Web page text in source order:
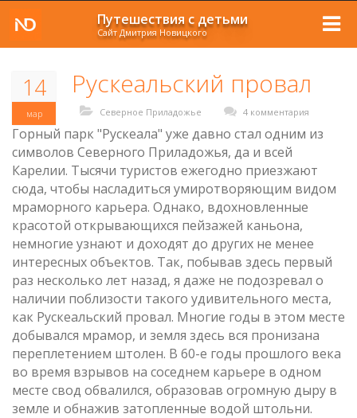
Путешествия с детьми
Сайт Дмитрия Новицкого
14
мар
Рускеальский провал
Северное Приладожье 4 комментария
Горный парк "Рускеала" уже давно стал одним из
символов Северного Приладожья, да и всей
Карелии. Тысячи туристов ежегодно приезжают
сюда, чтобы насладиться умиротворяющим видом
мраморного карьера. Однако, вдохновленные
красотой открывающихся пейзажей каньона,
немногие узнают и доходят до других не менее
интересных объектов. Так, побывав здесь первый
раз несколько лет назад, я даже не подозревал о
наличии поблизости такого удивительного места,
как Рускеальский провал. Многие годы в этом месте
добывался мрамор, и земля здесь вся пронизана
переплетением штолен. В 60-е годы прошлого века
во время взрывов на соседнем карьере в одном
месте свод обвалился, образовав огромную дыру в
земле и обнажив затопленные водой штольни.